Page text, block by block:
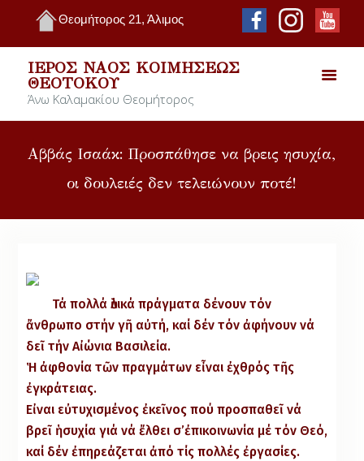
Θεομήτορος 21, Άλιμος
ΙΕΡΌΣ ΝΑΌΣ ΚΟΙΜΉΣΕΩΣ
ΘΕΟΤΌΚΟΥ
Άνω Καλαμακίου Θεομήτορος
Αββάς Ισαάκ: Προσπάθησε να βρεις ησυχία,
οι δουλειές δεν τελειώνουν ποτέ!
Τά πολλά ὑλικά πράγματα δένουν τόν
ἄνθρωπο στήν γῆ αὐτή, καί δέν τόν ἀφήνουν νά
δεῖ τήν Αἰώνια Βασιλεία.
Ἡ ἀφθονία τῶν πραγμάτων εἶναι ἐχθρός τῆς
ἐγκράτειας.
Εἰναι εὐτυχισμένος ἐκεῖνος πού προσπαθεῖ νά
βρεῖ ἡσυχία γιά νά ἔλθει σ’ἐπικοινωνία μέ τόν Θεό,
καί δέν ἐπηρεάζεται ἀπό τίς πολλές ἐργασίες.